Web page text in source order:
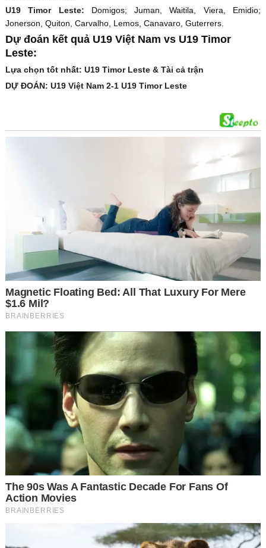
U19 Timor Leste: Domigos; Juman, Waitila, Viera, Emidio;
Jonerson, Quiton, Carvalho, Lemos, Canavaro, Guterrers.
Dự đoán kết quả U19 Việt Nam vs U19 Timor
Leste:
Lựa chọn tốt nhất: U19 Timor Leste & Tài cả trận
DỰ ĐOÁN: U19 Việt Nam 2-1 U19 Timor Leste